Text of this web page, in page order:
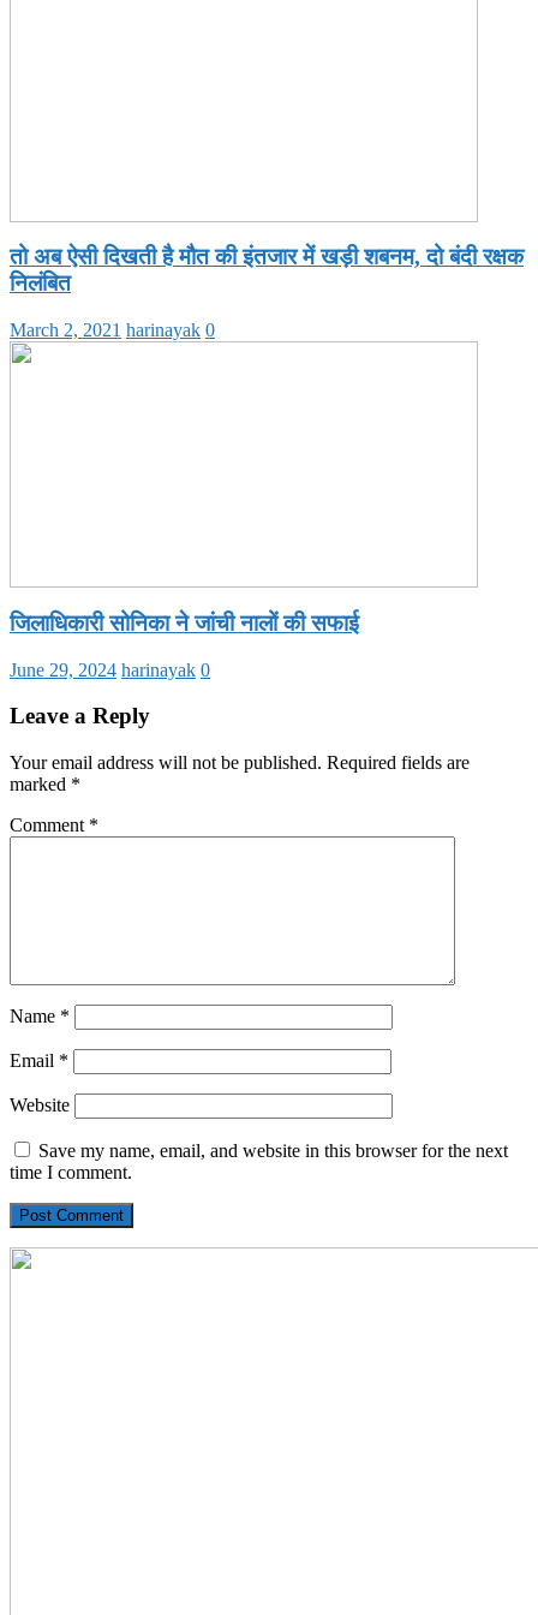
तो अब ऐसी दिखती है मौत की इंतजार में खड़ी शबनम, दो बंदी रक्षक
निलंबित
March 2, 2021 harinayak 0
जिलाधिकारी सोनिका ने जांची नालों की सफाई
June 29, 2024 harinayak 0
Leave a Reply
Your email address will not be published. Required fields are
marked *
Comment *
Name *
Email *
Website
Save my name, email, and website in this browser for the next
time I comment.